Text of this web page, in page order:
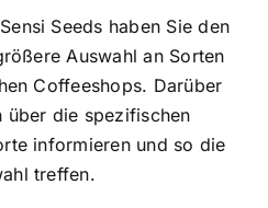
Seeds haben Sie den
Auswahl an Sorten
Coffeeshops. Darüber
über die spezifischen
informieren und so die
treffen.